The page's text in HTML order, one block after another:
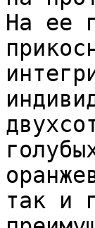
На ее
так и